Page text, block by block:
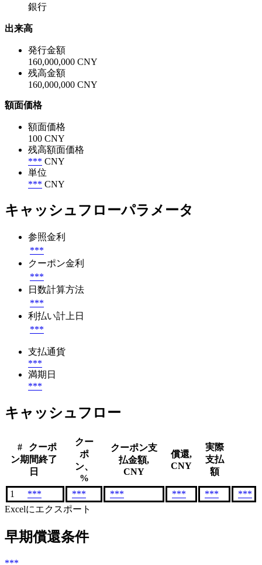
銀行
出来高
発行金額
160,000,000 CNY
残高金額
160,000,000 CNY
額面価格
額面価格
100 CNY
残高額面価格
*** CNY
単位
*** CNY
キャッシュフローパラメータ
参照金利
***
クーポン金利
***
日数計算方法
***
利払い計上日
***
支払通貨
***
満期日
***
キャッシュフロー
#
クーポ
ン期間終了
日
クー
ポ
ン、
%
クーポン支
払金額,
CNY
償還,
CNY
実際
支払
額
1 *** *** *** *** ***
***
Excelにエクスポート
早期償還条件
***